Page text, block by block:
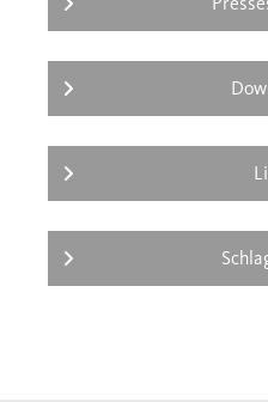
Ideen, auf globale
Handelsströme und
Imperialismus,
großräumige Kriege.